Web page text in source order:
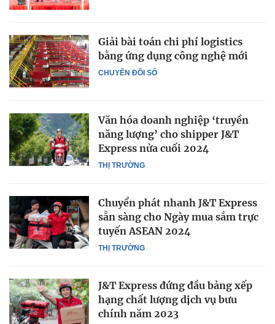
CHUYỂN ĐỔI SỐ
Giải bài toán chi phí logistics
bằng ứng dụng công nghệ mới
THỊ TRƯỜNG
Văn hóa doanh nghiệp ‘truyền
năng lượng’ cho shipper J&T
Express nửa cuối 2024
THỊ TRƯỜNG
Chuyển phát nhanh J&T Express
sẵn sàng cho Ngày mua sắm trực
tuyến ASEAN 2024
J&T Express đứng đầu bảng xếp
hạng chất lượng dịch vụ bưu
chính năm 2023